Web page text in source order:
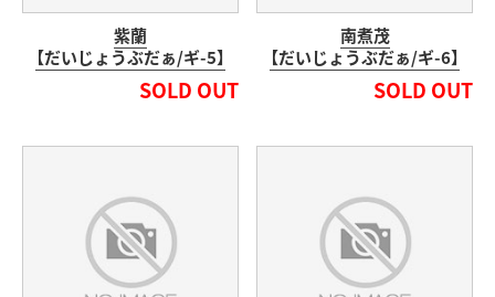
紫蘭
【だいじょうぶだぁ/ギ-5】
SOLD OUT
南煮茂
【だいじょうぶだぁ/ギ-6】
SOLD OUT